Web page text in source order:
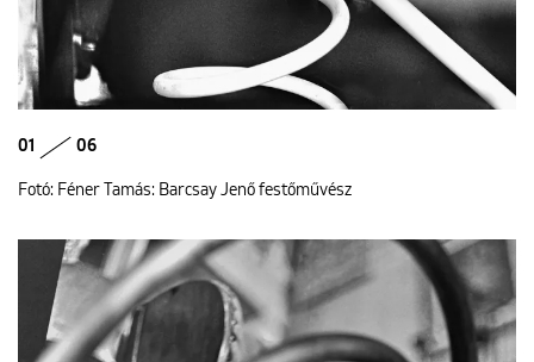
01 06
Fotó: Féner Tamás: Barcsay Jenő festőművész